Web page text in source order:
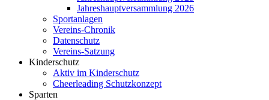
Jahreshauptversammlung 2026
Sportanlagen
Vereins-Chronik
Datenschutz
Vereins-Satzung
Kinderschutz
Aktiv im Kinderschutz
Cheerleading Schutzkonzept
Sparten